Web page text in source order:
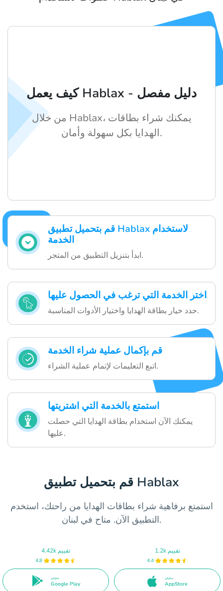
قم بتحميل تطبيق Hablax لاستخدام
الخدمة
ابدأ بتنزيل التطبيق من المتجر.
اختر الخدمة التي ترغب في الحصول عليها
حدد خيار بطاقة الهدايا واختيار الأدوات المناسبة.
قم بإكمال عملية شراء الخدمة
اتبع التعليمات لإتمام عملية الشراء.
استمتع بالخدمة التي اشتريتها
يمكنك الآن استخدام بطاقة الهدايا التي حصلت
عليها.
كيف يعمل Hablax - دليل مفصل
من خلال Hablax، يمكنك شراء بطاقات
الهدايا بكل سهولة وأمان.
قم بتحميل تطبيق Hablax
استمتع برفاهية شراء بطاقات الهدايا من راحتك، استخدم
التطبيق الآن. متاح في لبنان.
4.42k تقييم
4.8
متاح في
Google Play
1.2k تقييم
4.4
متاح في
AppStore